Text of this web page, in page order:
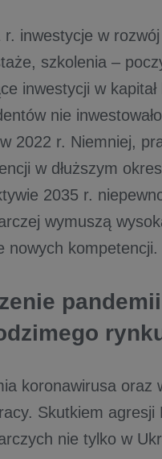
r. inwestycje w
szkolenia –
inwestycji w
nie
w 2022 r. Niemniej,
w dłuższym
2035 r.
wymuszą
nowych kompetencji.
koronawirusa oraz
Skutkiem agresji
nie tylko w